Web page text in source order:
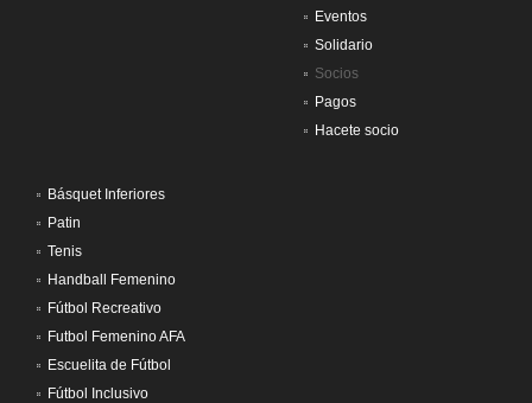
Eventos
Solidario
Socios
Pagos
Hacete socio
Básquet Inferiores
Patin
Tenis
Handball Femenino
Fútbol Recreativo
Futbol Femenino AFA
Escuelita de Fútbol
Fútbol Inclusivo